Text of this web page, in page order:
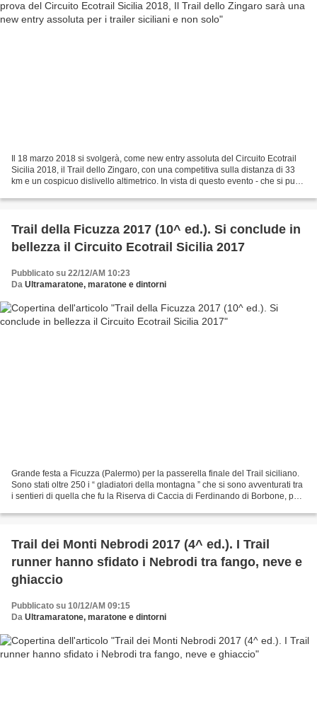
Il 18 marzo 2018 si svolgerà, come new entry assoluta del Circuito Ecotrail
Sicilia 2018, il Trail dello Zingaro, con una competitiva sulla distanza di 33
km e un cospicuo dislivello altimetrico. In vista di questo evento - che si può
Trail della Ficuzza 2017 (10^ ed.). Si conclude in
bellezza il Circuito Ecotrail Sicilia 2017
Pubblicato su 22/12/AM 10:23
Da Ultramaratone, maratone e dintorni
Grande festa a Ficuzza (Palermo) per la passerella finale del Trail siciliano.
Sono stati oltre 250 i “ gladiatori della montagna ” che si sono avventurati tra
i sentieri di quella che fu la Riserva di Caccia di Ferdinando di Borbone, per
Trail dei Monti Nebrodi 2017 (4^ ed.). I Trail
runner hanno sfidato i Nebrodi tra fango, neve e
ghiaccio
Pubblicato su 10/12/AM 09:15
Da Ultramaratone, maratone e dintorni